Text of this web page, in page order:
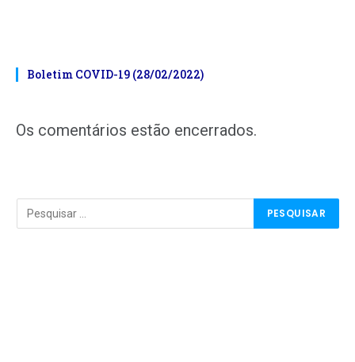
Boletim COVID-19 (28/02/2022)
Os comentários estão encerrados.